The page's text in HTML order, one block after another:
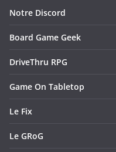
Notre Discord
Board Game Geek
DriveThru RPG
Game On Tabletop
Le Fix
Le GRoG